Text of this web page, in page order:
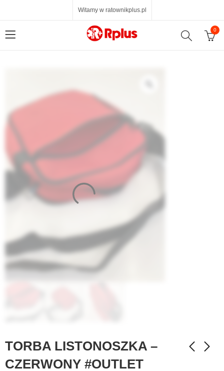
Witamy w ratownikplus.pl
0
TORBA LISTONOSZKA –
CZERWONY #OUTLET